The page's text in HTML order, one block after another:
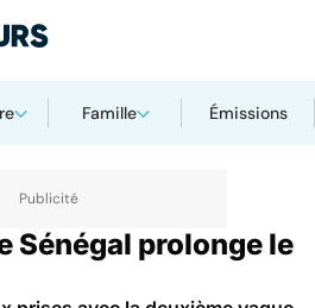
Famille Émissions
Vaccin
Sénégal prolonge le